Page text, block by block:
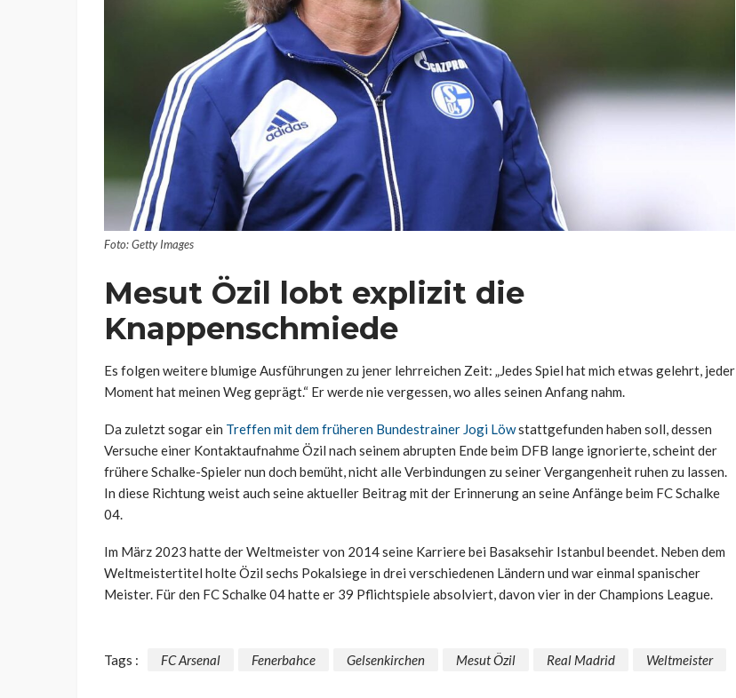
Foto: Getty Images
Mesut Özil lobt explizit die
Knappenschmiede
Es folgen weitere blumige Ausführungen zu jener lehrreichen Zeit: „Jedes Spiel hat mich etwas gelehrt, jeder
Moment hat meinen Weg geprägt.“ Er werde nie vergessen, wo alles seinen Anfang nahm.
Da zuletzt sogar ein Treffen mit dem früheren Bundestrainer Jogi Löwstattgefunden haben soll, dessen
Versuche einer Kontaktaufnahme Özil nach seinem abrupten Ende beim DFB lange ignorierte, scheint der
frühere Schalke-Spieler nun doch bemüht, nicht alle Verbindungen zu seiner Vergangenheit ruhen zu lassen.
In diese Richtung weist auch seine aktueller Beitrag mit der Erinnerung an seine Anfänge beim FC Schalke
04.
Im März 2023 hatte der Weltmeister von 2014 seine Karriere bei Basaksehir Istanbul beendet. Neben dem
Weltmeistertitel holte Özil sechs Pokalsiege in drei verschiedenen Ländern und war einmal spanischer
Meister. Für den FC Schalke 04 hatte er 39 Pflichtspiele absolviert, davon vier in der Champions League.
Tags : FC Arsenal Fenerbahce Gelsenkirchen Mesut Özil Real Madrid Weltmeister